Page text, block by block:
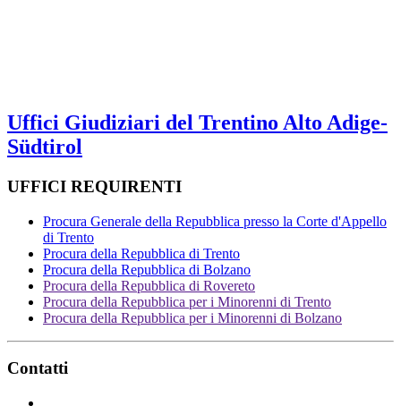
Uffici Giudiziari del Trentino Alto Adige-
Südtirol
UFFICI REQUIRENTI
Procura Generale della Repubblica presso la Corte d'Appello
di Trento
Procura della Repubblica di Trento
Procura della Repubblica di Bolzano
Procura della Repubblica di Rovereto
Procura della Repubblica per i Minorenni di Trento
Procura della Repubblica per i Minorenni di Bolzano
Contatti